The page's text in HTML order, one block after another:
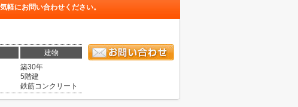
軽にお問い合わせください。
建物
築30年
5階建
鉄筋コンクリート